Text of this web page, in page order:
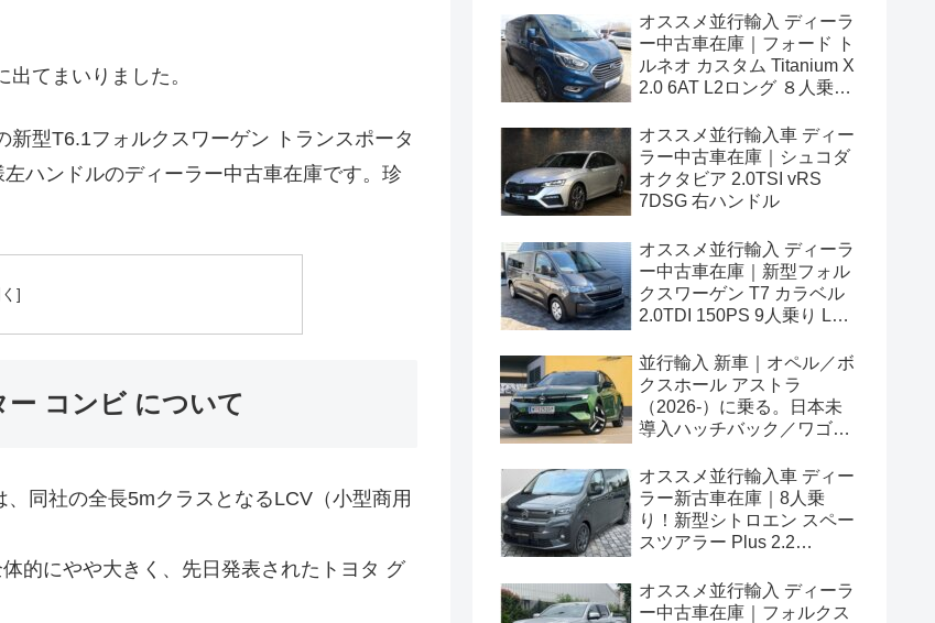
てまいりました。
型T6.1フォルクスワーゲン トランスポータ
ハンドルのディーラー中古車在庫です。珍
コンビ について
同社の全長5mクラスとなるLCV（小型商用
的にやや大きく、先日発表されたトヨタ グ
オススメ並行輸入 ディーラ
ー中古車在庫｜フォード ト
ルネオ カスタム Titanium X
2.0 6AT L2ロング ８人乗り
オススメ並行輸入車 ディー
ラー中古車在庫｜シュコダ
オクタビア 2.0TSI vRS
7DSG 右ハンドル
オススメ並行輸入 ディーラ
ー中古車在庫｜新型フォル
クスワーゲン T7 カラベル
2.0TDI 150PS 9人乗り LWB
並行輸入 新車｜オペル／ボ
クスホール アストラ
（2026-）に乗る。日本未
導入ハッチバック／ワゴン
情報。
オススメ並行輸入車 ディー
ラー新古車在庫｜8人乗
り！新型シトロエン スペー
スツアラー Plus 2.2
ドル
オススメ並行輸入 ディーラ
ー中古車在庫｜フォルクス